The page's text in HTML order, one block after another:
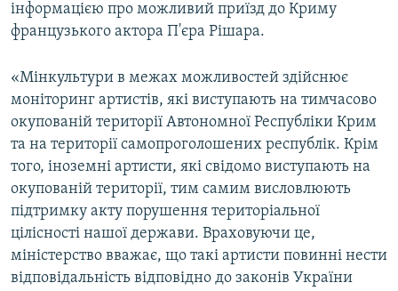
інформацією про можливий приїзд до Криму
французького актора П'єра Рішара.
«Мінкультури в межах можливостей здійснює
моніторинг артистів, які виступають на тимчасово
окупованій території Автономної Республіки Крим
та на території самопроголошених республік. Крім
того, іноземні артисти, які свідомо виступають на
окупованій території, тим самим висловлюють
підтримку акту порушення територіальної
цілісності нашої держави. Враховуючи це,
міністерство вважає, що такі артисти повинні нести
відповідальність відповідно до законів України